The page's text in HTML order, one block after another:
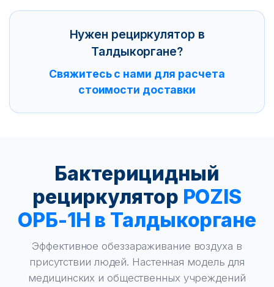
Нужен рециркулятор в
Талдыкоргане?
Свяжитесь с нами для расчета
стоимости доставки
Бактерицидный
рециркулятор POZIS
ОРБ-1Н в Талдыкоргане
Эффективное обеззараживание воздуха в
присутствии людей. Настенная модель для
медицинских и общественных учреждений